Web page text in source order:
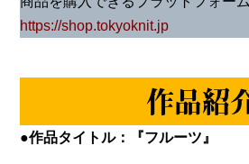
https://shop.tokyoknit.jp
作品紹
●作品タイトル：『フルーツ』